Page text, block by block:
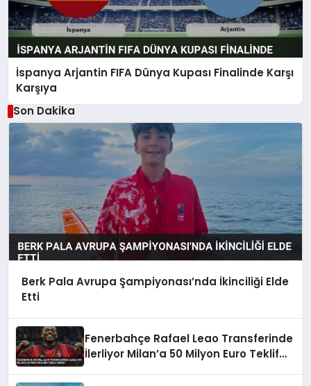
İspanya Arjantin FIFA Dünya Kupası Finalinde Karşı
Karşıya
Son Dakika
Berk Pala Avrupa Şampiyonası’nda İkinciliği Elde
Etti
Fenerbahçe Rafael Leao Transferinde
İlerliyor Milan’a 50 Milyon Euro Teklif